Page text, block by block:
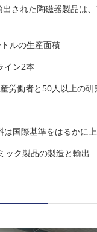
された陶磁器製品は
ルの生産面積
イン2本
労働者と50人以上の研
は国際基準をはるかに
ック製品の製造と輸出